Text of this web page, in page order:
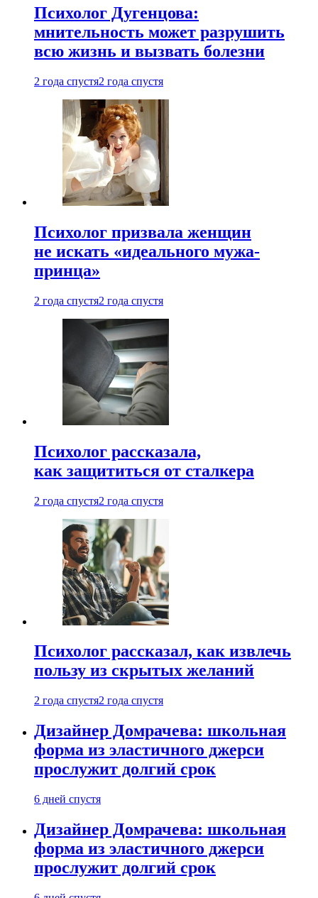
Психолог Дугенцова:
мнительность может разрушить
всю жизнь и вызвать болезни
2 года спустя2 года спустя
Психолог призвала женщин
не искать «идеального мужа-
принца»
2 года спустя2 года спустя
Психолог рассказала,
как защититься от сталкера
2 года спустя2 года спустя
Психолог рассказал, как извлечь
пользу из скрытых желаний
2 года спустя2 года спустя
Дизайнер Домрачева: школьная
форма из эластичного джерси
прослужит долгий срок
6 дней спустя
Дизайнер Домрачева: школьная
форма из эластичного джерси
прослужит долгий срок